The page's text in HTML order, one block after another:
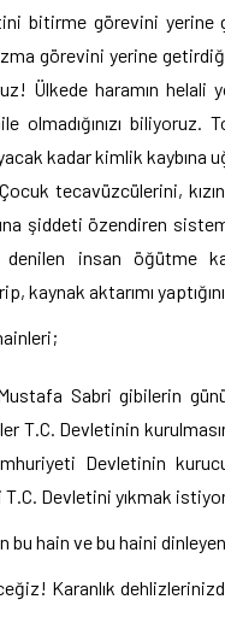
bitirme görevini
görevini yerine
Ülkede haramın
olmadığınızı
kadar kimlik kaybına
tecavüzcülerini,
şiddeti özendiren
insan öğütme
kaynak aktarımı
Sabri gibilerin
T.C. Devletinin
Devletinin
T.C. Devletini yıkmak
hain ve bu haini
Karanlık